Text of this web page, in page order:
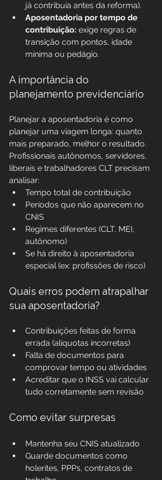
já contribuía antes da reforma).
Aposentadoria por tempo de
contribuição: exige regras de
transição com pontos, idade
mínima ou pedágio.
A importância do
planejamento previdenciário
Planejar a aposentadoria é como
planejar uma viagem longa: quanto
mais preparado, melhor o resultado.
Profissionais autônomos, servidores,
liberais e trabalhadores CLT precisam
analisar:
Tempo total de contribuição
Períodos que não aparecem no
CNIS
Regimes diferentes (CLT, MEI,
autônomo)
Se há direito à aposentadoria
especial (ex: profissões de risco)
Quais erros podem atrapalhar
sua aposentadoria?
Contribuições feitas de forma
errada (alíquotas incorretas)
Falta de documentos para
comprovar tempo ou atividades
Acreditar que o INSS vai calcular
tudo corretamente sem revisão
Como evitar surpresas
Mantenha seu CNIS atualizado
Guarde documentos como
holerites, PPPs, contratos de